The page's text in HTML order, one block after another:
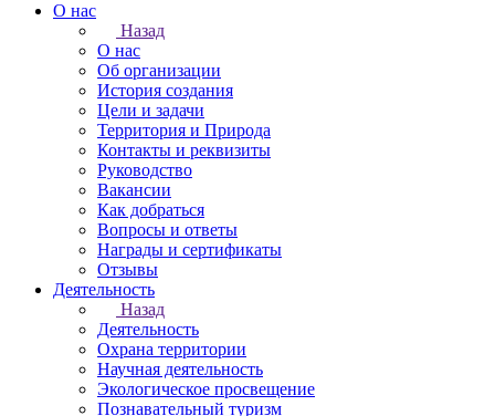
О нас
Назад
О нас
Об организации
История создания
Цели и задачи
Территория и Природа
Контакты и реквизиты
Руководство
Вакансии
Как добраться
Вопросы и ответы
Награды и сертификаты
Отзывы
Деятельность
Назад
Деятельность
Охрана территории
Научная деятельность
Экологическое просвещение
Познавательный туризм